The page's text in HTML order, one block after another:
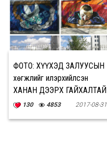
ФОТО: ХҮҮХЭД ЗАЛУУСЫН
хөгжлийг илэрхийлсэн
ХАНАН ДЭЭРХ ГАЙХАЛТАЙ
ЗУРГУУД
130 4853 2017-08-31